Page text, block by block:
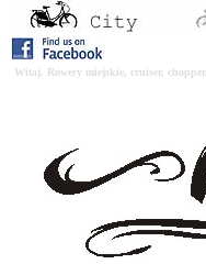
Witaj. Rowery miejskie, cruiser,